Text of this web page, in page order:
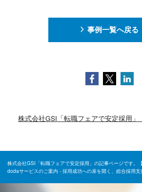
事例一覧へ戻る
Facebook
Twitter
株式会社GSI「転職フェアで安定採用
株式会社GSI「転職フェアで安定採用」の記事ページです。
dodaサービスのご案内 - 採用成功への扉を開く、総合採用支